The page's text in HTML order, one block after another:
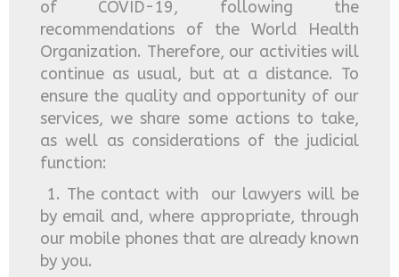
of COVID-19, following the
recommendations of the World Health
Organization. Therefore, our activities will
continue as usual, but at a distance. To
ensure the quality and opportunity of our
services, we share some actions to take,
as well as considerations of the judicial
function:
1. The contact with our lawyers will be
by email and, where appropriate, through
our mobile phones that are already known
by you.